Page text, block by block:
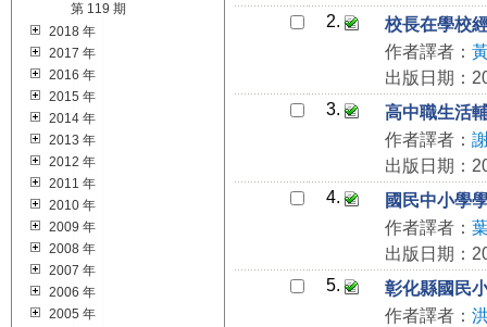
第 119 期
2018 年
2017 年
2016 年
2015 年
2014 年
2013 年
2012 年
2011 年
2010 年
2009 年
2008 年
2007 年
2006 年
2005 年
2.
校長在學校
作者譯者：
出版日期：
3.
高中職生活
作者譯者：
出版日期：
4.
國民中小學
作者譯者：
出版日期：
5.
彰化縣國民
作者譯者：